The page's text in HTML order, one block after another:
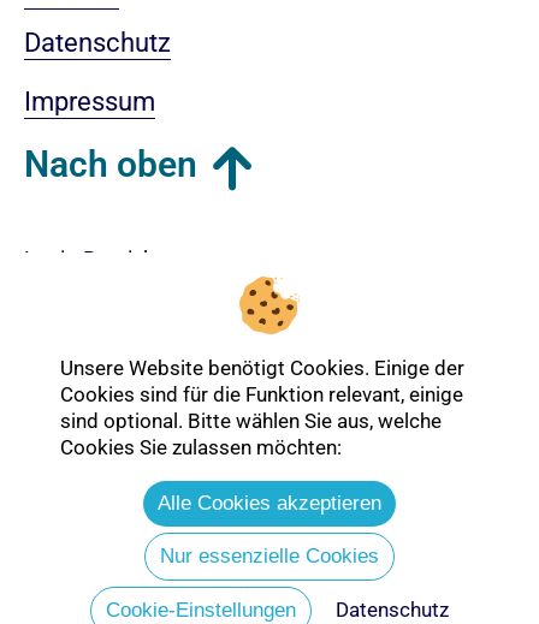
Datenschutz
Impressum
Nach oben
Login-Bereich
Entdecken Sie mehr über die Ev.
Unsere Website benötigt Cookies. Einige der
Cookies sind für die Funktion relevant, einige
sind optional. Bitte wählen Sie aus, welche
Cookies Sie zulassen möchten:
Alle Cookies akzeptieren
Nur essenzielle Cookies
Cookie-Einstellungen Datenschutz